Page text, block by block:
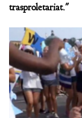
trasproletariat."